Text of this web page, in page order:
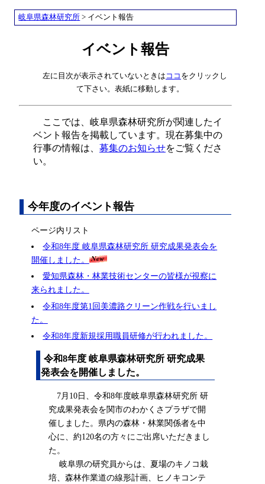
岐阜県森林研究所 > イベント報告
イベント報告
左に目次が表示されていないときは ココ をクリックし
て下さい。表紙に移動します。
ここでは、岐阜県森林研究所が関連したイ
ベント報告を掲載しています。現在募集中の
行事の情報は、 募集のお知らせをご覧くださ
い。
今年度のイベント報告
ページ内リスト
令和8年度 岐阜県森林研究所 研究成果発表会を
開催しました。
愛知県森林・林業技術センターの皆様が視察に
来られました。
令和8年度第1回美濃路クリーン作戦を行いまし
た。
令和8年度新規採用職員研修が行われました。
令和8年度 岐阜県森林研究所 研究成果
発表会を開催しました。
7月10日、令和8年度岐阜県森林研究所 研
究成果発表会を関市のわかくさプラザで開
催しました。県内の森林・林業関係者を中
心に、約120名の方々にご出席いただきまし
た。
岐阜県の研究員からは、夏場のキノコ栽
培、森林作業道の線形計画、ヒノキコンテ